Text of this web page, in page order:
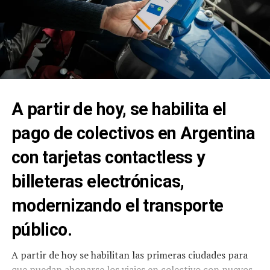
de Gobierno, de los trabajadores y trabajadoras
municipales, y ese trabajo muchas veces no se ve”.
Luego advirtió que “estamos atravesando una etapa muy
difícil en la Argentina y Ushuaia no escapa a las
dificultades económicas y sociales”, y en ese contexto
volante con acciones concretas desde el Ejecutivo y con
nuestros concejales”.
A partir de hoy, se habilita el
pago de colectivos en Argentina
con tarjetas contactless y
billeteras electrónicas,
modernizando el transporte
público.
A partir de hoy se habilitan las primeras ciudades para